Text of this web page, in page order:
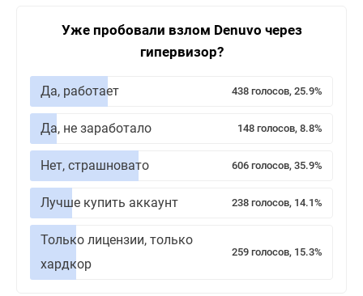
Уже пробовали взлом Denuvo через
гипервизор?
Да, работает 438 голосов, 25.9%
Да, не заработало 148 голосов, 8.8%
Нет, страшновато 606 голосов, 35.9%
Лучше купить аккаунт 238 голосов, 14.1%
Только лицензии, только
хардкор
259 голосов, 15.3%